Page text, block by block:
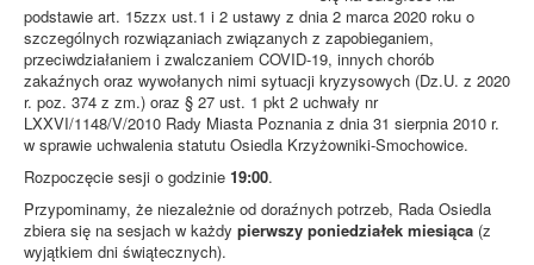
podstawie art. 15zzx ust.1 i 2 ustawy z dnia 2 marca 2020 roku o
szczególnych rozwiązaniach związanych z zapobieganiem,
przeciwdziałaniem i zwalczaniem COVID-19, innych chorób
zakaźnych oraz wywołanych nimi sytuacji kryzysowych (Dz.U. z 2020
r. poz. 374 z zm.) oraz § 27 ust. 1 pkt 2 uchwały nr
LXXVI/1148/V/2010 Rady Miasta Poznania z dnia 31 sierpnia 2010 r.
w sprawie uchwalenia statutu Osiedla Krzyżowniki-Smochowice.
Rozpoczęcie sesji o godzinie 19:00.
Przypominamy, że niezależnie od doraźnych potrzeb, Rada Osiedla
zbiera się na sesjach w każdy pierwszy poniedziałek miesiąca (z
wyjątkiem dni świątecznych).